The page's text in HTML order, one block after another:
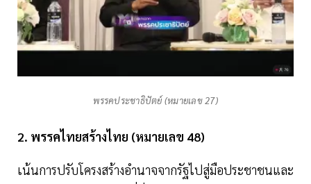
พรรคประชาธิปัตย์ (หมายเลข 27)
2. พรรคไทยสร้างไทย (หมายเลข 48)
เน้นการปรับโครงสร้างอำนาจจากรัฐไปสู่มือประชาชนและ